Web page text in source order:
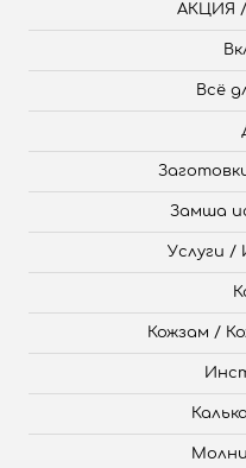
АКЦИЯ /
Всё
Замша
Услуги /
Кожзам /